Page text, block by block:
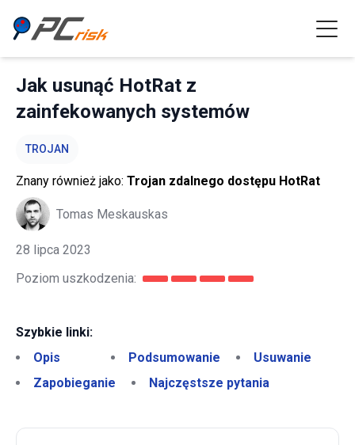
Jak usunąć HotRat z
zainfekowanych systemów
TROJAN
Znany również jako: Trojan zdalnego dostępu HotRat
Tomas Meskauskas
28 lipca 2023
Poziom uszkodzenia:
Szybkie linki:
Opis
Podsumowanie
Usuwanie
Zapobieganie
Najczęstsze pytania